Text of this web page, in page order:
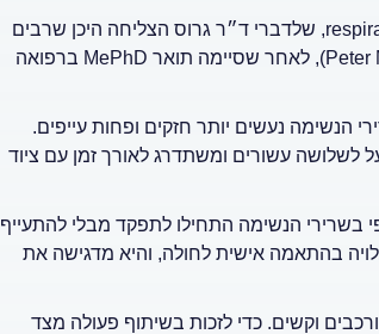
את הגישה הטיפולית שמציגה אבחון של עייפות שרירי הנשימה כגורם respiratory failure, שלדברי ד״ר גרוס הצליחה היכן שרבים
וטובים אחרים נכשלו, פיתחה גרוס עם המנחה שלה, פרופ' פיטר מקלם (Peter Macklem), לאחר שסיימה תואר MePhD ברפואה
הנשימה נעשים יותר חזקים ופחות עייפים.
לשלושה עשורים ומשתדרג לאורך זמן עם ציוד
בשרירי הנשימה התחילו לתפקד מבלי להתעייף
בהתאמה אישית לחולה, והיא מדגישה את
וקשים. כדי לזכות בשיתוף פעולה מצד